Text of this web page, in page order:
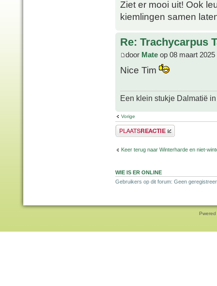
Ziet er mooi uit! Ook
kiemlingen samen
Re: Trachycarpus
door Mate op 08 maart 2025
Nice Tim
Een klein stukje Dalmatië
Vorige
Plaats een reactie
Keer terug naar Winterharde en niet-
WIE IS ER ONLINE
Gebruikers op dit forum: Geen